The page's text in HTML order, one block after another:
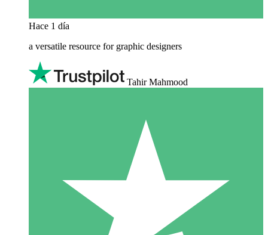
Hace 1 día
a versatile resource for graphic designers
Tahir Mahmood